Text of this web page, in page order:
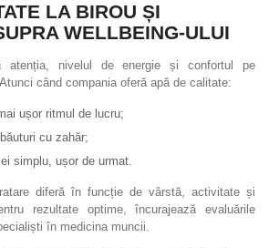
LA BIROU ȘI
WELLBEING-ULUI
atenția, nivelul de energie și confortul pe
când compania oferă apă de calitate:
ușor ritmul de lucru;
cu zahăr;
simplu, ușor de urmat.
diferă în funcție de vârstă, activitate și
rezultate optime, încurajează evaluările
în medicina muncii.